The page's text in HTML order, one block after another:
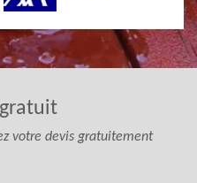
votre devis gratuitement